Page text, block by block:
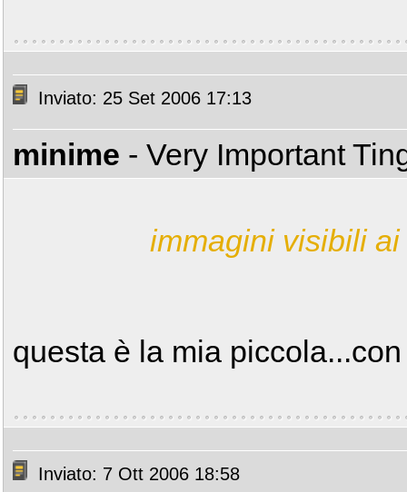
Inviato: 25 Set 2006 17:13
minime - Very Important
immagini visibili
questa è la mia
Inviato: 7 Ott 2006 18:58